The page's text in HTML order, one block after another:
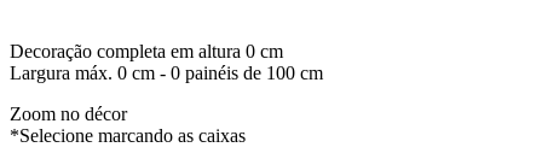
Decoração completa em altura 0 cm
Largura máx. 0 cm - 0 painéis de 100 cm
Zoom no décor
*Selecione marcando as caixas